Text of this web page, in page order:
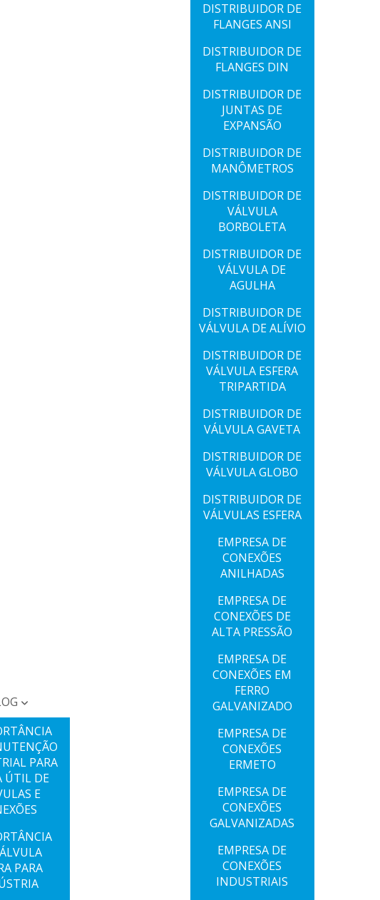
PARA
ÚTIL DE
E
PARA
DISTRIBUIDOR DE
FLANGES ANSI
DISTRIBUIDOR DE
FLANGES DIN
DISTRIBUIDOR DE
JUNTAS DE
EXPANSÃO
DISTRIBUIDOR DE
MANÔMETROS
DISTRIBUIDOR DE
VÁLVULA
BORBOLETA
DISTRIBUIDOR DE
VÁLVULA DE
AGULHA
DISTRIBUIDOR DE
VÁLVULA DE ALÍVIO
DISTRIBUIDOR DE
VÁLVULA ESFERA
TRIPARTIDA
DISTRIBUIDOR DE
VÁLVULA GAVETA
DISTRIBUIDOR DE
VÁLVULA GLOBO
DISTRIBUIDOR DE
VÁLVULAS ESFERA
EMPRESA DE
CONEXÕES
ANILHADAS
EMPRESA DE
CONEXÕES DE
ALTA PRESSÃO
EMPRESA DE
CONEXÕES EM
FERRO
GALVANIZADO
EMPRESA DE
CONEXÕES
ERMETO
EMPRESA DE
CONEXÕES
GALVANIZADAS
EMPRESA DE
CONEXÕES
INDUSTRIAIS